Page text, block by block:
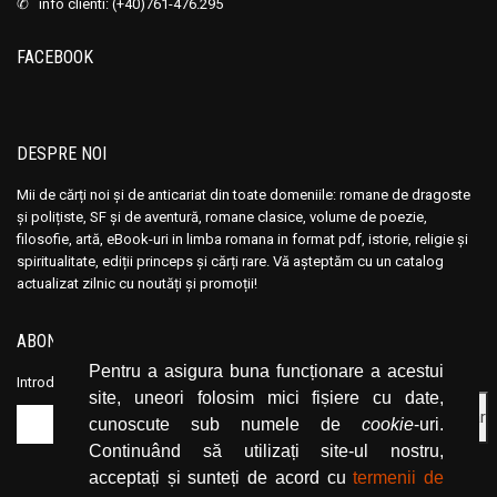
Pentru a asigura buna funcționare a acestui
site, uneori folosim mici fișiere cu date,
cunoscute sub numele de cookie-uri.
Continuând să utilizați site-ul nostru,
acceptați și sunteți de acord cutermenii de
Ana Maria Marin
Andocide
Andre Bejin
Andre Castelot
Andre Leroi-Gourhan
Andre Malraux
Andre Maurois
Andre Miquel
Andre Theuriet
Ana Maria Marin
Andocide
Andre Bejin
Andre Castelot
Andre Leroi-Gourhan
Andre Malraux
Andre Maurois
Andre Miquel
Andre Theuriet
✆ info clienti: (+40)761-476.295
FACEBOOK
DESPRE NOI
Mii de cărți noi și de anticariat din toate domeniile: romane de dragoste
și polițiste, SF și de aventură, romane clasice, volume de poezie,
filosofie, artă, eBook-uri in limba romana in format pdf, istorie, religie și
spiritualitate, ediții princeps și cărți rare. Vă așteptăm cu un catalog
actualizat zilnic cu noutăți și promoții!
ABONEAZĂ-TE LA NEWSLETTER
Introduceți adresa dvs. de email și dați click pe butonul de abonare.